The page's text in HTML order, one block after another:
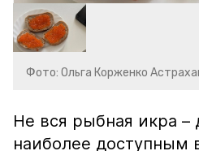
Фото: Ольга Корженко
Не вся рыбная икра –
наиболее доступным